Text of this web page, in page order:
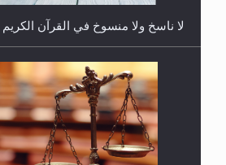
هل يجوز فتح مشروع كوافير نسائي
لا ناسخ ولا منسوخ في القرآن الكريم